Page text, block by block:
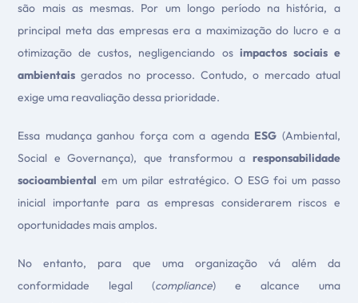
são mais as mesmas. Por um longo período na história, a
principal meta das empresas era a maximização do lucro e a
otimização de custos, negligenciando os impactos sociais e
ambientais gerados no processo. Contudo, o mercado atual
exige uma reavaliação dessa prioridade.
Essa mudança ganhou força com a agenda ESG (Ambiental,
Social e Governança), que transformou a responsabilidade
socioambiental em um pilar estratégico. O ESG foi um passo
inicial importante para as empresas considerarem riscos e
oportunidades mais amplos.
No entanto, para que uma organização vá além da
conformidade legal (compliance) e alcance uma